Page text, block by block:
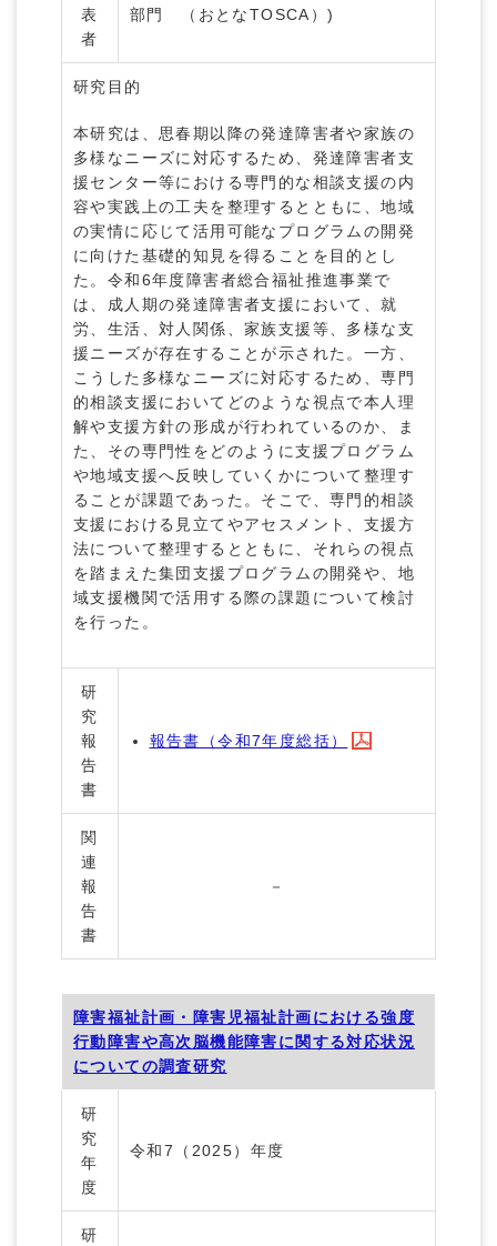
表
者
部門 （おとなTOSCA）)
研究目的
本研究は、思春期以降の発達障害者や家族の
多様なニーズに対応するため、発達障害者支
援センター等における専門的な相談支援の内
容や実践上の工夫を整理するとともに、地域
の実情に応じて活用可能なプログラムの開発
に向けた基礎的知見を得ることを目的とし
た。令和6年度障害者総合福祉推進事業で
は、成人期の発達障害者支援において、就
労、生活、対人関係、家族支援等、多様な支
援ニーズが存在することが示された。一方、
こうした多様なニーズに対応するため、専門
的相談支援においてどのような視点で本人理
解や支援方針の形成が行われているのか、ま
た、その専門性をどのように支援プログラム
や地域支援へ反映していくかについて整理す
ることが課題であった。そこで、専門的相談
支援における見立てやアセスメント、支援方
法について整理するとともに、それらの視点
を踏まえた集団支援プログラムの開発や、地
域支援機関で活用する際の課題について検討
を行った。
研
究
報
告
書
報告書（令和7年度総括）
関
連
報
告
書
－
障害福祉計画・障害児福祉計画における強度
行動障害や高次脳機能障害に関する対応状況
についての調査研究
研
究
年
度
令和7（2025）年度
研